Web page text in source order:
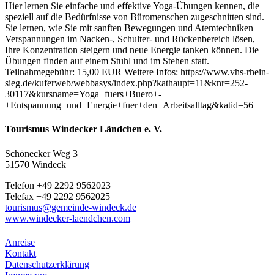
Hier lernen Sie einfache und effektive Yoga-Übungen kennen, die
speziell auf die Bedürfnisse von Büromenschen zugeschnitten sind.
Sie lernen, wie Sie mit sanften Bewegungen und Atemtechniken
Verspannungen im Nacken-, Schulter- und Rückenbereich lösen,
Ihre Konzentration steigern und neue Energie tanken können. Die
Übungen finden auf einem Stuhl und im Stehen statt.
Teilnahmegebühr: 15,00 EUR Weitere Infos: https://www.vhs-rhein-
sieg.de/kuferweb/webbasys/index.php?kathaupt=11&knr=252-
30117&kursname=Yoga+fuers+Buero+-
+Entspannung+und+Energie+fuer+den+Arbeitsalltag&katid=56
Tourismus Windecker Ländchen e. V.
Schönecker Weg 3
51570 Windeck
Telefon +49 2292 9562023
Telefax +49 2292 9562025
tourismus@gemeinde-windeck.de
www.windecker-laendchen.com
Anreise
Kontakt
Datenschutzerklärung